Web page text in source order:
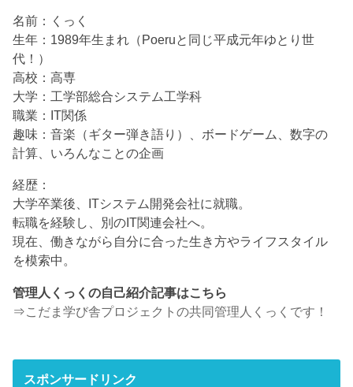
名前：くっく
生年：1989年生まれ（Poeruと同じ平成元年ゆとり世
代！）
高校：高専
大学：工学部総合システム工学科
職業：IT関係
趣味：音楽（ギター弾き語り）、ボードゲーム、数字の
計算、いろんなことの企画
経歴：
大学卒業後、ITシステム開発会社に就職。
転職を経験し、別のIT関連会社へ。
現在、働きながら自分に合った生き方やライフスタイル
を模索中。
管理人くっくの自己紹介記事はこちら
⇒こだま学び舎プロジェクトの共同管理人くっくです！
スポンサードリンク